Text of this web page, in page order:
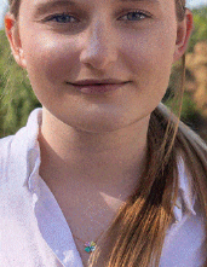
In vetrina 3 Agosto
Estra Notizie
studenti
debutta il